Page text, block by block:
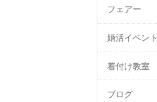
フェアー
婚活イベント
着付け教室
ブログ